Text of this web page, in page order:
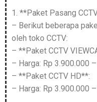
1. **Paket Pasang
– Berikut beberapa
oleh toko CCTV:
– **Paket CCTV
– Harga: Rp 3.900.000
– **Paket CCTV HD**:
– Harga: Rp 3.900.000